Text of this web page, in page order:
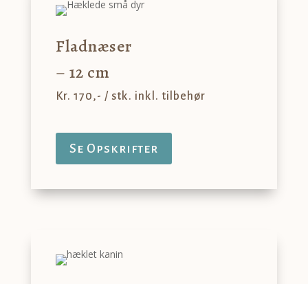
Fladnæser
– 12 cm
Kr. 170,- / stk. inkl. tilbehør
Se Opskrifter